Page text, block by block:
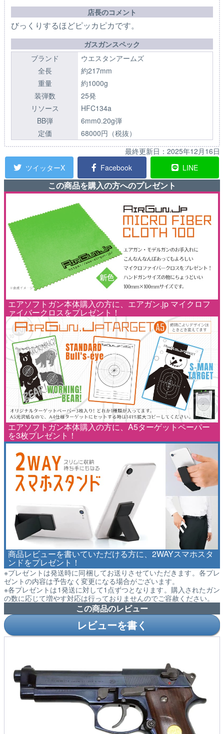
店長のコメント
びっくりするほどピッカピカです。
ガスガンスペック
ブランド
ウエスタンアームズ
全長
約217mm
重量
約1000g
装弾数
25発
リソース
HFC134a
BB弾
6mm0.20g弾
定価
68000円（税抜）
最終更新日： 2025年12月16日
ツイッターX
Facebook LINE
この商品を購入の方へのプレゼント
エアソフトガン本体購入の方に、エアガン.jp マイクロフ
ァイバークロスをプレゼント！
エアソフトガン本体購入の方に、A5ターゲットペーパー
を3枚プレゼント！
商品レビューを書いていただける方に、2WAYスマホスタ
ンドをプレゼント！
※プレゼントは発送時に同梱してお送りさせていただきます。各プレ
ゼントの内容は予告なく変更になる場合がございます。
※各プレゼントは1発送に対して1点ずつとなります。購入されたガン
の数に応じて増やす対応は行っておりませんのでご容赦ください。
この商品のレビュー
レビューを書く